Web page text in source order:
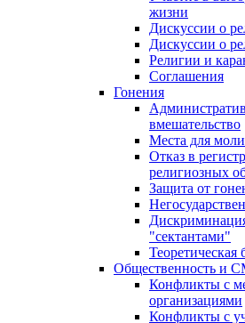
жизни
Дискуссии о
Дискуссии о
Религии и
Соглашения
Гонения
вмешательство
Места для
Отказ в
религиозных
Защита от
"сектантами"
Теоретическая
Общественность и
Конфликты с
организациями
Конфликты с